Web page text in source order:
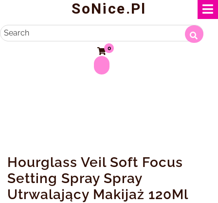
content
SoNice.pl
Search
0
Hourglass Veil Soft Focus
Setting Spray Spray
Utrwalający Makijaż 120Ml